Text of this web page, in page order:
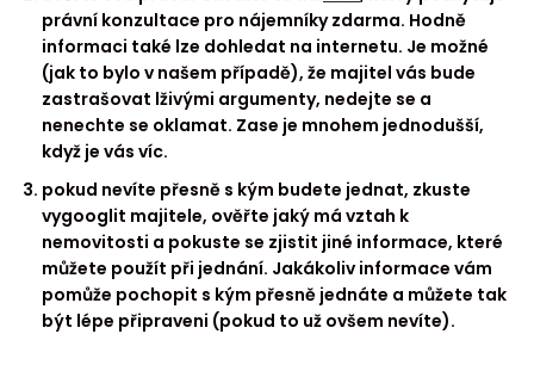
právní konzultace pro nájemníky zdarma. Hodně
informaci také lze dohledat na internetu. Je možné
(jak to bylo v našem případě), že majitel vás bude
zastrašovat lživými argumenty, nedejte se a
nenechte se oklamat. Zase je mnohem jednodušší,
když je vás víc.
pokud nevíte přesně s kým budete jednat, zkuste
vygooglit majitele, ověřte jaký má vztah k
nemovitosti a pokuste se zjistit jiné informace, které
můžete použít při jednání. Jakákoliv informace vám
pomůže pochopit s kým přesně jednáte a můžete tak
být lépe připraveni (pokud to už ovšem nevíte).